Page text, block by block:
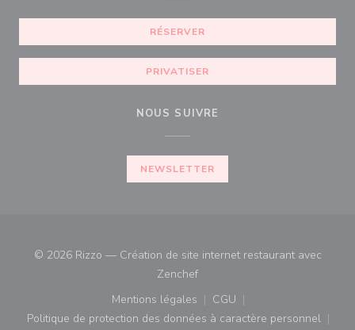
RÉSERVER
PRIVATISER
NOUS SUIVRE
NEWSLETTER
© 2026 Rizzo — Création de site internet restaurant avec
Zenchef((ouvre une nouvelle fenêtre))
Mentions légales
((ouvre une nouvelle fenêtre))
CGU
((ouvre une nouvelle
Politique de protection des données à caractère personnel
((ouvre une nouvelle fenêtre))